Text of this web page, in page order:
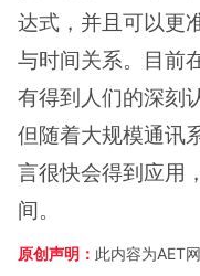
达式，并且可以更
与时间关系。目前
有得到人们的深刻
但随着大规模通讯
言很快会得到应用
间。
原创声明： 此内容为AET